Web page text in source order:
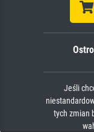
Jeśli
tych zmian